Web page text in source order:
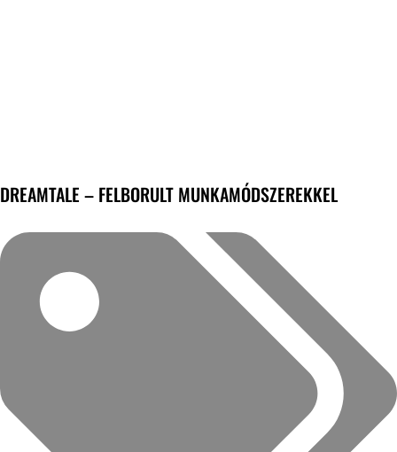
DREAMTALE – FELBORULT MUNKAMÓDSZEREKKEL